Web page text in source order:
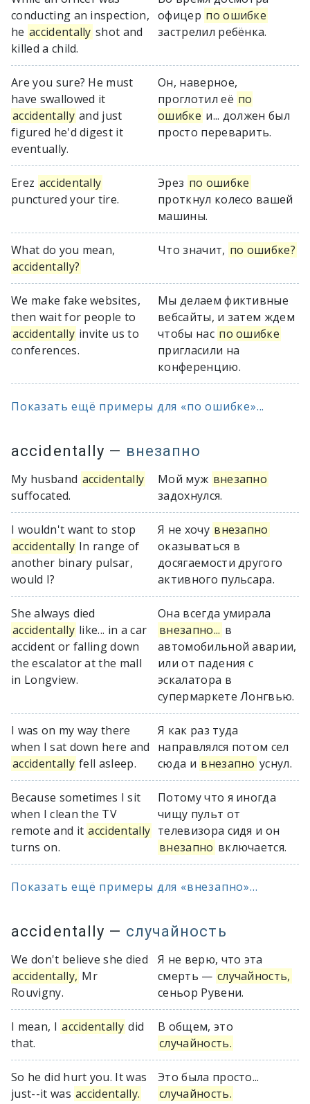
conducting an inspection,
he accidentally shot and
killed a child.
офицер по ошибке
застрелил ребёнка.
Are you sure? He must
have swallowed it
accidentally and just
figured he'd digest it
eventually.
Он, наверное,
проглотил её по
ошибке и... должен был
просто переварить.
Erez accidentally
punctured your tire.
Эрез по ошибке
проткнул колесо вашей
машины.
What do you mean,
accidentally?
Что значит, по ошибке?
We make fake websites,
then wait for people to
accidentally invite us to
conferences.
Мы делаем фиктивные
вебсайты, и затем ждем
чтобы нас по ошибке
пригласили на
конференцию.
Показать ещё примеры для «по ошибке»...
accidentally — внезапно
My husband accidentally
suffocated.
Мой муж внезапно
задохнулся.
I wouldn't want to stop
accidentally In range of
another binary pulsar,
would I?
Я не хочу внезапно
оказываться в
досягаемости другого
активного пульсара.
She always died
accidentally like... in a car
accident or falling down
the escalator at the mall
in Longview.
Она всегда умирала
внезапно... в
автомобильной аварии,
или от падения с
эскалатора в
супермаркете Лонгвью.
I was on my way there
when I sat down here and
accidentally fell asleep.
Я как раз туда
направлялся потом сел
сюда и внезапно уснул.
Because sometimes I sit
when I clean the TV
remote and it accidentally
turns on.
Потому что я иногда
чищу пульт от
телевизора сидя и он
внезапно включается.
Показать ещё примеры для «внезапно»...
accidentally — случайность
We don't believe she died
accidentally, Mr
Rouvigny.
Я не верю, что эта
смерть — случайность,
сеньор Рувени.
I mean, I accidentally did
that.
В общем, это
случайность.
So he did hurt you. It was
just--it was accidentally.
Это была просто...
случайность.